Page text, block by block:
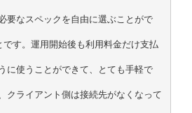
要なスペックを自由に選ぶことがで
す。運用開始後も利用料金だけ支払
に使うことができて、とても手軽で
クライアント側は接続先がなくなって